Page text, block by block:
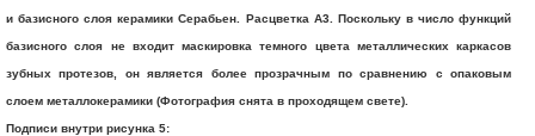
и базисного слоя керамики Серабьен. Расцветка А3. Поскольку в число функций
базисного слоя не входит маскировка темного цвета металлических каркасов
зубных протезов, он является более прозрачным по сравнению с опаковым
слоем металлокерамики (Фотография снята в проходящем свете).
Подписи внутри рисунка 5: